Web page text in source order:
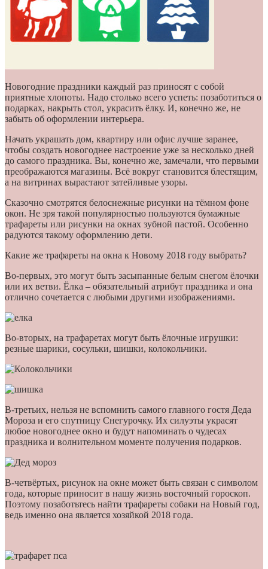
Новогодние праздники каждый раз приносят с собой
приятные хлопоты. Надо столько всего успеть: позаботиться о
подарках, накрыть стол, украсить ёлку. И, конечно же, не
забыть об оформлении интерьера.
Начать украшать дом, квартиру или офис лучше заранее,
чтобы создать новогоднее настроение уже за несколько дней
до самого праздника. Вы, конечно же, замечали, что первыми
преображаются магазины. Всё вокруг становится блестящим,
а на витринах вырастают затейливые узоры.
Сказочно смотрятся белоснежные рисунки на тёмном фоне
окон. Не зря такой популярностью пользуются бумажные
трафареты или рисунки на окнах зубной пастой. Особенно
радуются такому оформлению дети.
Какие же трафареты на окна к Новому 2018 году выбрать?
Во-первых, это могут быть засыпанные белым снегом ёлочки
или их ветви. Ёлка – обязательный атрибут праздника и она
отлично сочетается с любыми другими изображениями.
Во-вторых, на трафаретах могут быть ёлочные игрушки:
резные шарики, сосульки, шишки, колокольчики.
В-третьих, нельзя не вспомнить самого главного гостя Деда
Мороза и его спутницу Снегурочку. Их силуэты украсят
любое новогоднее окно и будут напоминать о чудесах
праздника и волнительном моменте получения подарков.
В-четвёртых, рисунок на окне может быть связан с символом
года, которые приносит в нашу жизнь восточный гороскоп.
Поэтому позаботьтесь найти трафареты собаки на Новый год,
ведь именно она является хозяйкой 2018 года.